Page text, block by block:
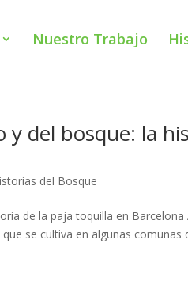
Nuestro Trabajo
del bosque: la
del Bosque
de la paja toquilla en
se cultiva en algunas comunas